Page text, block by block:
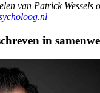
van Patrick Wessels
in